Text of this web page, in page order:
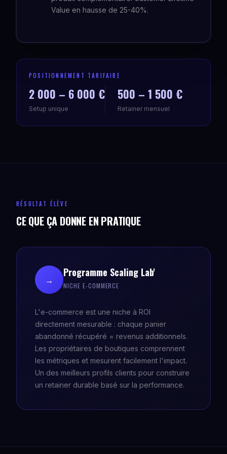
Value en hausse de 25-40%.
POSITIONNEMENT TARIFAIRE
2 000 – 6 000 €
Setup unique
500 – 1 500 €
Retainer mensuel
RÉSULTAT ÉLÈVE
CE QUE ÇA DONNE EN PRATIQUE
→
Programme Scaling Lab'
NICHE E-COMMERCE
L'e-commerce est une niche à ROI
directement mesurable : chaque panier
abandonné récupéré = revenus additionnels.
Les propriétaires de boutiques comprennent
les métriques et mesurent facilement l'impact.
Un des meilleurs profils clients pour construire
un retainer durable basé sur la performance.